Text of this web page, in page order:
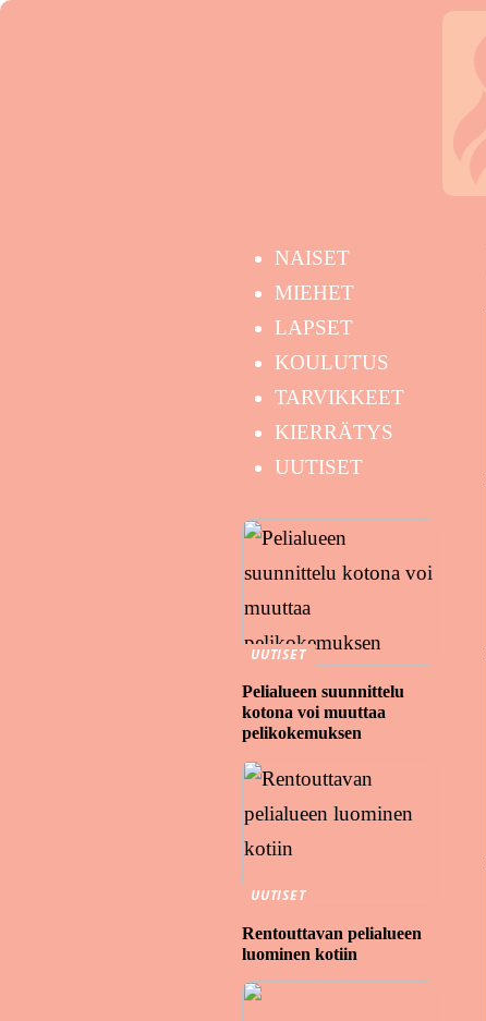
NAISET
MIEHET
LAPSET
KOULUTUS
TARVIKKEET
KIERRÄTYS
UUTISET
UUTISET
Pelialueen suunnittelu
kotona voi muuttaa
pelikokemuksen
UUTISET
Rentouttavan pelialueen
luominen kotiin